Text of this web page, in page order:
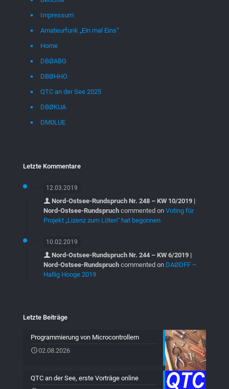
Impressum
Amateurfunk „Ein mal Eins“
Home
DBØABG
DBØHHO
QTC an der See 2025
DBØKUA
DM0LUE
Letzte Kommentare
12.03.2019
Nord-Ostsee-Rundspruch Nr. 248 – KW 10/2019 |
Nord-Ostsee-Rundspruch commented on Voting für
Projekt „Lizenz zum Löten“ hat begonnen
10.02.2019
Nord-Ostsee-Rundspruch Nr. 244 – KW 6/2019 |
Nord-Ostsee-Rundspruch commented on DAØDFF –
Hallig Hooge 2019
Letzte Beiträge
Programmierung von Microcontrollern
02.08.2026
QTC an der See, erste Vorträge online